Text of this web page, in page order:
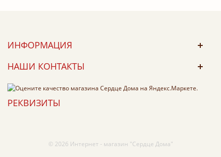
ИНФОРМАЦИЯ
НАШИ КОНТАКТЫ
РЕКВИЗИТЫ
© 2026 Интернет - магазин "Сердце Дома"